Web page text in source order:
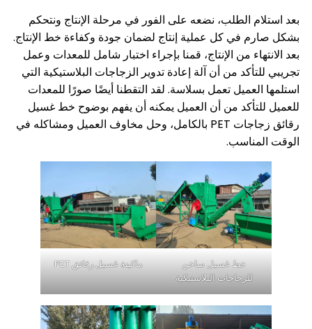
الطلب، نضعه على الفور في مرحلة الإنتاج ونتحكم
في كل عملية إنتاج لضمان جودة وكفاءة خط الإنتاج.
من الإنتاج، قمنا بإجراء اختبار شامل للمعدات وعمل
من أن آلة إعادة تدوير الزجاجات البلاستيكية التي
تعمل بسلاسة. لقد التقطنا أيضًا صورًا للمعدات
من أن العميل يمكنه أن يفهم بوضوح خط غسيل
رقائق زجاجات PET بالكامل، وحل مخاوف العميل ومشاكله في
خط غسيل ساخن
للزجاجات البلاستيكية
ماكينة غسيل رقائق PET